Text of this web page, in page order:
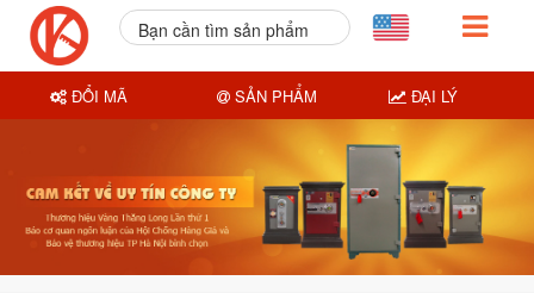
Bạn cần tìm sản phẩm
ĐỔI MÃ SẢN PHẨM ĐẠI LÝ